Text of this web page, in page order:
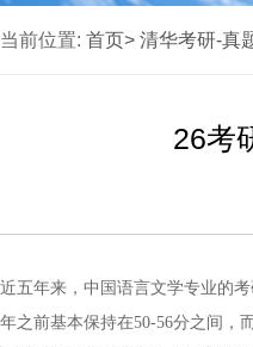
当前位置: 首页> 清华考研-真
26考
近五年来，中国语言文学专业的
年之前基本保持在50-56分之间，